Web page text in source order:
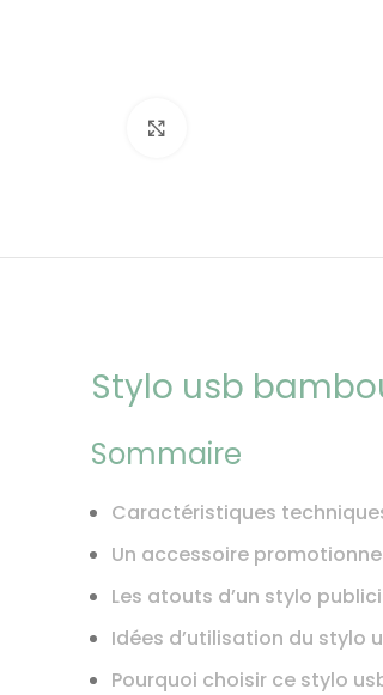
Stylo usb
Sommaire
Caractéristiques
Un accessoire
Les atouts d’un stylo
Idées d’utilisation du stylo
Pourquoi choisir ce stylo